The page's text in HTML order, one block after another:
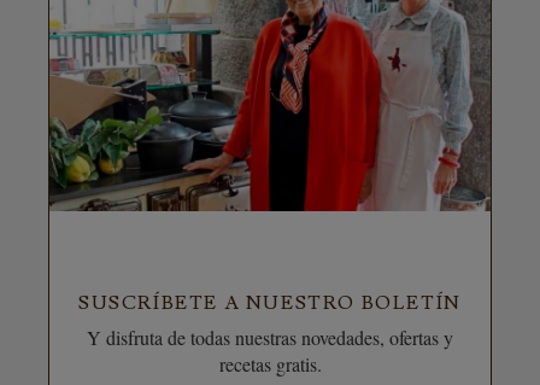
SUSCRÍBETE A NUESTRO BOLETÍN
Y disfruta de todas nuestras novedades, ofertas y
recetas gratis.